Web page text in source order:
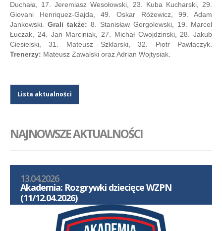
Duchała, 17. Jeremiasz Wesołowski, 23. Kuba Kucharski, 29.
Giovani Henriquez-Gajda, 49. Oskar Różewicz, 99. Adam
Jankowski. Grali także: 8. Stanisław Gorgolewski, 19. Marcel
Łuczak, 24. Jan Marciniak, 27. Michał Cwojdzinski, 28. Jakub
Ciesielski, 31. Mateusz Szklarski, 32. Piotr Pawlaczyk.
Trenerzy: Mateusz Zawalski oraz Adrian Wojtysiak.
Lista aktualności
NAJNOWSZE AKTUALNOŚCI
13.04.2026
Akademia: Rozgrywki dziecięce WZPN
(11/12.04.2026)